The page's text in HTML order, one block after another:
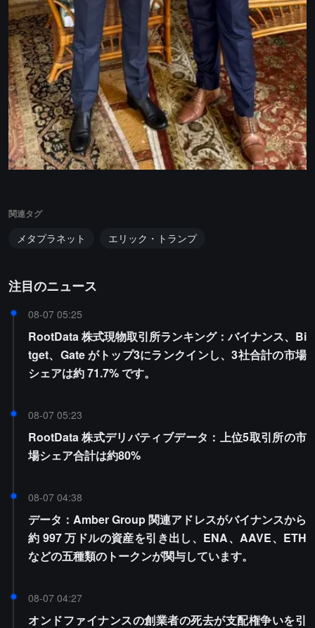
関連タグ
メタプラネット エリック・トランプ
注目のニュース
08-07 05:25
RootData 株式現物取引所ランキング：バイナンス、Bi
tget、Gate がトップ3にランクインし、3社合計の市場
シェアは約 71.7% です。
08-07 05:23
RootData 株式デリバティブデータ：上位5取引所の市
場シェア合計は約80%
08-07 04:38
データ：Amber Group 関連アドレスがバイナンスから
約 997 万ドルの資産を引き出し、ENA、AAVE、ETH
などの五種類のトークンが関与しています。
08-07 04:27
オンドファイナンスの創業者の死去が支配権争いを引